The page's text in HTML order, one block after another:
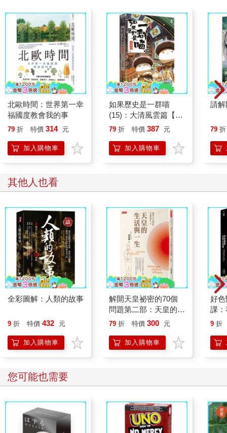
北歐時間：世界第一幸
福國度教會我的事
79 折 特價 314 元
加入購物車
如果歷史是一群喵
(15)：大清風雲篇【萌
貓漫畫學歷史】
79 折 特價 387 元
加入購物車
請解
79 折
其他人也看
全彩圖解：人類的故事
9 折 特價 432 元
加入購物車
解開天皇祕密的70個
問題第二部：天皇的生
活與一生
79 折 特價 300 元
加入購物車
好色
課
謎
9 折
您可能也需要